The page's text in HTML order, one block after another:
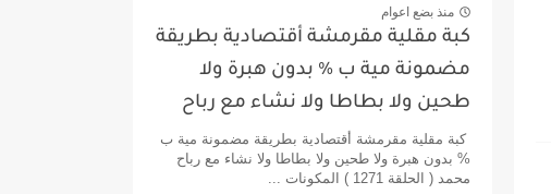
منذ بضع اعوام
كبة مقلية مقرمشة أقتصادية بطريقة
مضمونة مية ب % بدون هبرة ولا
طحين ولا بطاطا ولا نشاء مع رباح
محمد
كبة مقلية مقرمشة أقتصادية بطريقة مضمونة مية ب
% بدون هبرة ولا طحين ولا بطاطا ولا نشاء مع رباح
محمد ( الحلقة 1271 ) المكونات ...